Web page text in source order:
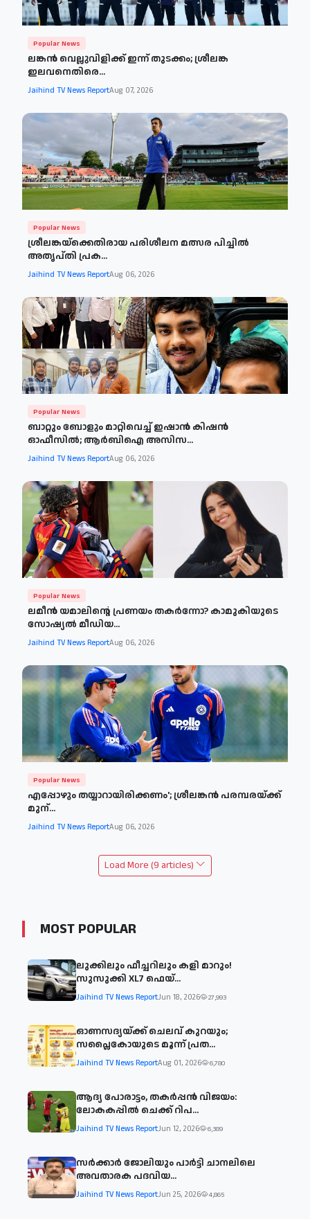
Popular News
ലങ്കൻ വെല്ലുവിളിക്ക് ഇന്ന് തുടക്കം; ശ്രീലങ്ക
ഇലവനെതിരെ...
Jaihind TV News ReportAug 07, 2026
Popular News
ശ്രീലങ്കയ്‌ക്കെതിരായ പരിശീലന മത്സര പിച്ചിൽ
അതൃപ്തി പ്രക...
Jaihind TV News ReportAug 06, 2026
Popular News
ബാറ്റും ബോളും മാറ്റിവെച്ച് ഇഷാൻ കിഷൻ
ഓഫീസിൽ; ആർബിഐ അസിസ...
Jaihind TV News ReportAug 06, 2026
Popular News
ലമീൻ യമാലിന്റെ പ്രണയം തകർന്നോ? കാമുകിയുടെ
സോഷ്യൽ മീഡിയ...
Jaihind TV News ReportAug 06, 2026
Popular News
എപ്പോഴും തയ്യാറായിരിക്കണം'; ശ്രീലങ്കൻ പരമ്പരയ്ക്ക്
മുന്...
Jaihind TV News ReportAug 06, 2026
Load More (9 articles)
MOST POPULAR
ലുക്കിലും ഫീച്ചറിലും കളി മാറും!
സുസുക്കി XL7 ഫെയ്‌...
Jaihind TV News ReportJun 18, 2026 27,993
ഓണസദ്യയ്ക്ക് ചെലവ് കുറയും;
സപ്ലൈകോയുടെ മൂന്ന് പ്രത...
Jaihind TV News ReportAug 01, 2026 6,780
ആദ്യ പോരാട്ടം, തകർപ്പൻ വിജയം:
ലോകകപ്പിൽ ചെക്ക് റിപ...
Jaihind TV News ReportJun 12, 2026 6,389
സര്‍ക്കാര്‍ ജോലിയും പാര്‍ട്ടി ചാനലിലെ
അവതാരക പദവിയ...
Jaihind TV News ReportJun 25, 2026 4,865